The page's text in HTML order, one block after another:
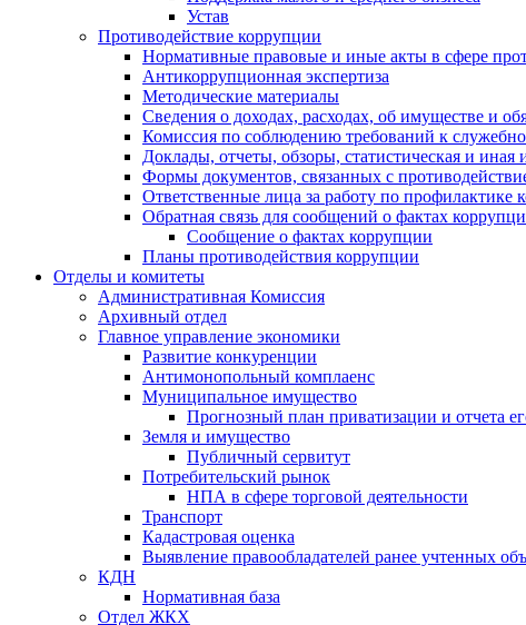
Устав
Противодействие коррупции
Нормативные правовые и иные акты в сфере
Антикоррупционная экспертиза
Методические материалы
Сведения о доходах, расходах, об имуществе и
Комиссия по соблюдению требований к
Доклады, отчеты, обзоры, статистическая и
Формы документов, связанных с
Ответственные лица за работу по
Обратная связь для сообщений о фактах
Сообщение о фактах коррупции
Планы противодействия коррупции
Отделы и комитеты
Административная Комиссия
Архивный отдел
Главное управление экономики
Развитие конкуренции
Антимонопольный комплаенс
Муниципальное имущество
Прогнозный план приватизации и отчета
Земля и имущество
Публичный сервитут
Потребительский рынок
НПА в сфере торговой деятельности
Транспорт
Кадастровая оценка
Выявление правообладателей ранее учтенных
КДН
Нормативная база
Отдел ЖКХ